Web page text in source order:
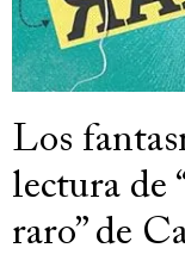
Los
lectura de
raro” de